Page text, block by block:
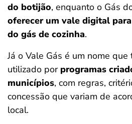
do botijão, enquanto o Gás
oferecer um vale digital
do gás de cozinha.
Já o Vale Gás é um nome
utilizado porprogramas
municípios, com regras,
concessão que variam de
local.